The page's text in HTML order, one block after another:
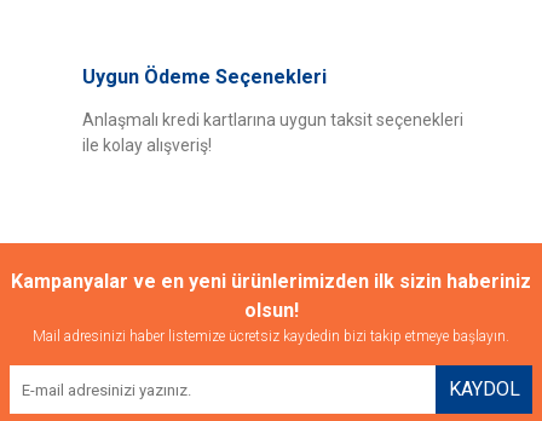
Uygun Ödeme Seçenekleri
Anlaşmalı kredi kartlarına uygun taksit seçenekleri
ile kolay alışveriş!
Kampanyalar ve en yeni ürünlerimizden ilk sizin haberiniz
olsun!
Mail adresinizi haber listemize ücretsiz kaydedin bizi takip etmeye başlayın.
KAYDOL